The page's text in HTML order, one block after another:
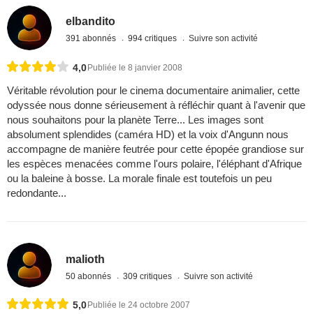
elbandito
391 abonnés 994 critiques Suivre son activité
4,0 Publiée le 8 janvier 2008
Véritable révolution pour le cinema documentaire animalier, cette
odyssée nous donne sérieusement à réfléchir quant à l'avenir que
nous souhaitons pour la planète Terre... Les images sont
absolument splendides (caméra HD) et la voix d'Angunn nous
accompagne de manière feutrée pour cette épopée grandiose sur
les espèces menacées comme l'ours polaire, l'éléphant d'Afrique
ou la baleine à bosse. La morale finale est toutefois un peu
redondante...
malioth
50 abonnés 309 critiques Suivre son activité
5,0 Publiée le 24 octobre 2007